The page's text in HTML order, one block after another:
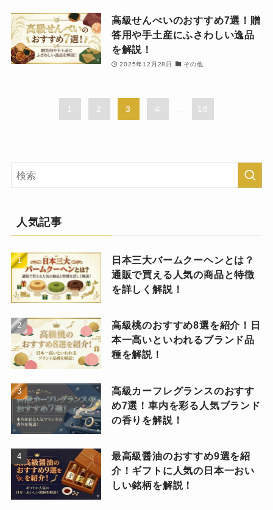
高級せんべいのおすすめ7選！贈
答用や手土産にふさわしい逸品
を解説！
2025年12月28日 その他
1 2 3 4 18
人気記事
日本三大バームクーヘンとは？
通販で買える人気の商品と特徴
を詳しく解説！
高級桃のおすすめ8選を紹介！日
本一高いといわれるブランド品
種を解説！
高級カーフレグランスのおすす
め7選！車内を彩る人気ブランド
の香りを解説！
最高級醤油のおすすめ9選を紹
介！ギフトに人気の日本一おい
しい銘柄を解説！